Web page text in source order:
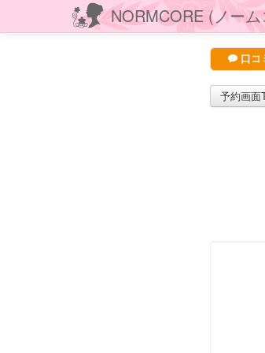
NORMCORE (ノー
口コ
予約画面